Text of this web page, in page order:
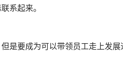
系起来。
是要成为可以带领员工走上发